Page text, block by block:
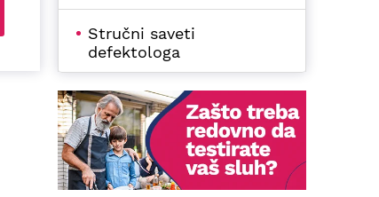
Stručni saveti
defektologa